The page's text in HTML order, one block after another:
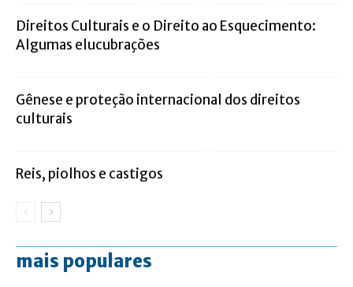
Direitos Culturais e o Direito ao Esquecimento:
Algumas elucubrações
Gênese e proteção internacional dos direitos
culturais
Reis, piolhos e castigos
mais populares